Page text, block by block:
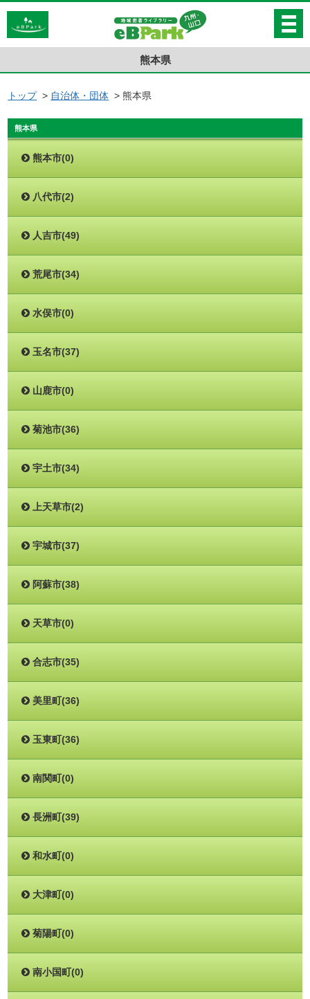
熊本県
トップ> 自治体・団体 >熊本県
熊本県
熊本市(0)
八代市(2)
人吉市(49)
荒尾市(34)
水俣市(0)
玉名市(37)
山鹿市(0)
菊池市(36)
宇土市(34)
上天草市(2)
宇城市(37)
阿蘇市(38)
天草市(0)
合志市(35)
美里町(36)
玉東町(36)
南関町(0)
長洲町(39)
和水町(0)
大津町(0)
菊陽町(0)
南小国町(0)